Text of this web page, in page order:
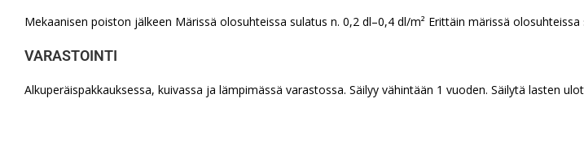
Mekaanisen poiston jälkeen Märissä olosuhteissa sulatus n. 0,2 dl–0,4 dl/m² Erittäin märissä olosuhteissa
VARASTOINTI
Alkuperäispakkauksessa, kuivassa ja lämpimässä varastossa. Säilyy vähintään 1 vuoden. Säilytä lasten